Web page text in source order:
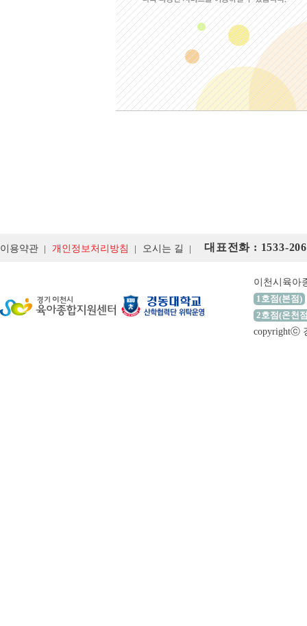
이용약관 개인정보처리방침 오시는 길 대표전화 : 1533-
이천시육아
1호점(본점)
2호점(온천
copyrightⓒ